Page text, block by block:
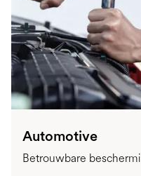
Automotive
Betrouwbare